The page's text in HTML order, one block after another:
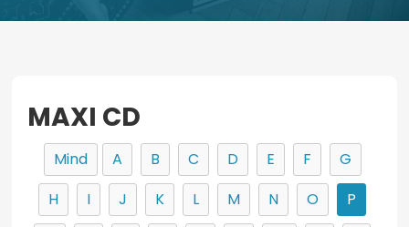
MAXI CD
Mind A B C D E F
G
H
I J K L M N O
P